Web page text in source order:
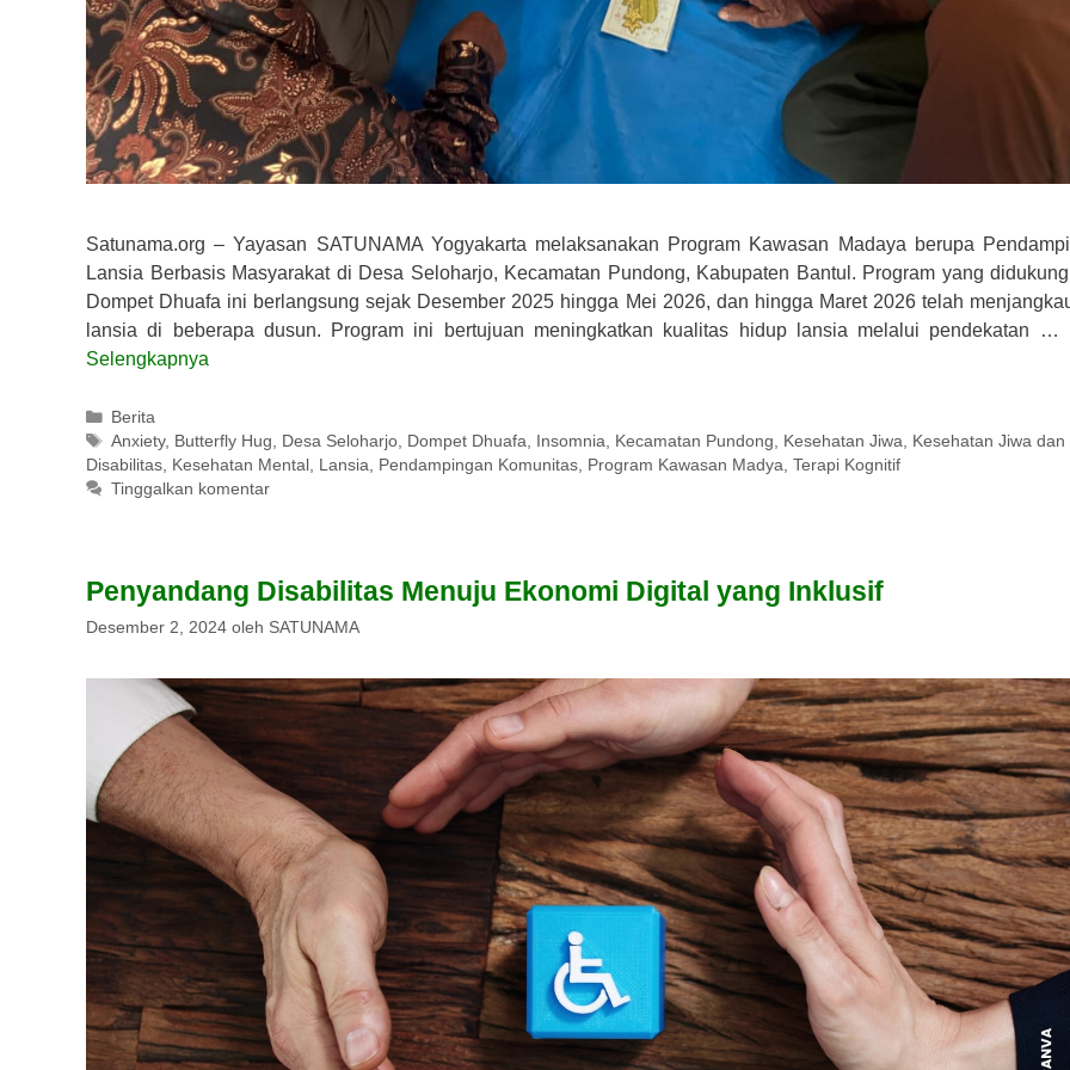
Satunama.org – Yayasan SATUNAMA Yogyakarta melaksanakan Program Kawasan Madaya berupa
Lansia Berbasis Masyarakat di Desa Seloharjo, Kecamatan Pundong, Kabupaten Bantul. Program yang
Dompet Dhuafa ini berlangsung sejak Desember 2025 hingga Mei 2026, dan hingga Maret 2026 telah
lansia di beberapa dusun. Program ini bertujuan meningkatkan kualitas hidup lansia melalui pendekatan …
Selengkapnya
Kategori
Berita
Tag
Anxiety, Butterfly Hug, Desa Seloharjo, Dompet Dhuafa, Insomnia, Kecamatan Pundong, Kesehatan Jiwa, Kesehatan Jiwa dan
Disabilitas, Kesehatan Mental , Lansia, Pendampingan Komunitas, Program Kawasan Madya, Terapi Kognitif
Tinggalkan komentar
Penyandang Disabilitas Menuju Ekonomi Digital yang Inklusif
Desember 2, 2024 oleh SATUNAMA